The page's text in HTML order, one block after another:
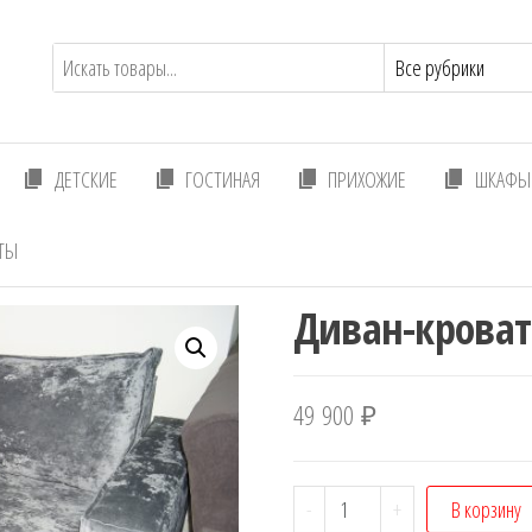
ДЕТСКИЕ ГОСТИНАЯ ПРИХОЖИЕ ШКАФЫ
Диван-
49 900 ₽
-
Количество
+ В корзину